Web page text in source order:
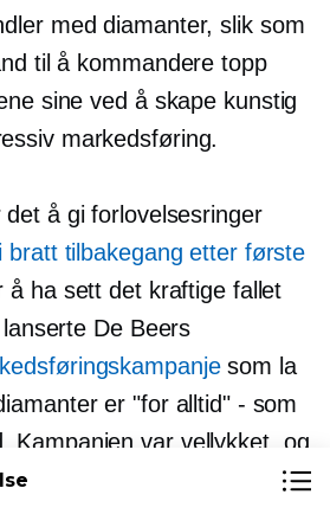
med diamanter, slik som
til å kommandere topp
sine ved å skape kunstig
markedsføring.
å gi forlovelsesringer
i bratt tilbakegang etter første
å ha sett det kraftige fallet
De Beers
som la
er "for alltid" - som
Kampanjen var vellykket, og
til en utvalgt gruppe